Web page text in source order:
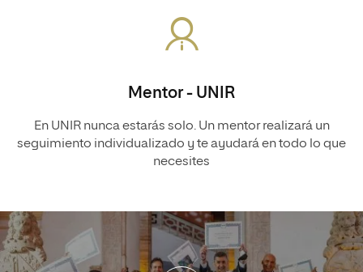
Mentor - UNIR
En UNIR nunca estarás solo. Un mentor realizará un
seguimiento individualizado y te ayudará en todo lo que
necesites